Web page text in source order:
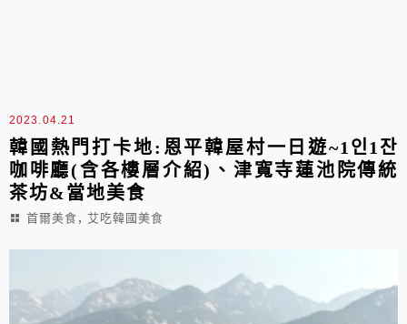
2023.04.21
韓國熱門打卡地:恩平韓屋村一日遊~1인1잔
咖啡廳(含各樓層介紹)、津寬寺蓮池院傳統
茶坊&當地美食
首爾美食 , 艾吃韓國美食